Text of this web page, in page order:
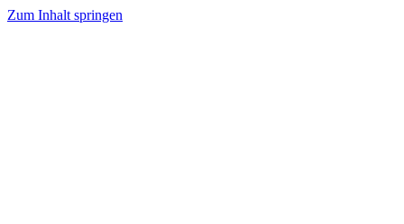
Zum Inhalt springen